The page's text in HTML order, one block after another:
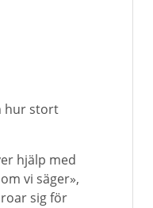
hur stort
hjälp med
vi säger»,
sig för